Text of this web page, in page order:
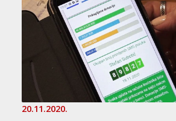
20.11.2020.